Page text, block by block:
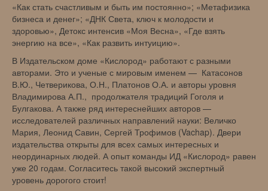
«Как стать счастливым и быть им постоянно»; «Метафизика
бизнеса и денег»; «ДНК Света, ключ к молодости и
здоровью», Детокс интенсив «Моя Весна», «Где взять
энергию на все», «Как развить интуицию».
В Издательском доме «Кислород» работают с разными
авторами. Это и ученые с мировым именем — Катасонов
В.Ю., Четверикова, О.Н., Платонов О.А. и авторы уровня
Владимирова А.П., продолжателя традиций Гоголя и
Булгакова. А также ряд интереснейших авторов —
исследователей различных направлений науки: Величко
Мария, Леонид Савин, Сергей Трофимов (Vachap). Двери
издательства открыты для всех самых интересных и
неординарных людей. А опыт команды ИД «Кислород» равен
уже 20 годам. Согласитесь такой высокий экспертный
уровень дорогого стоит!